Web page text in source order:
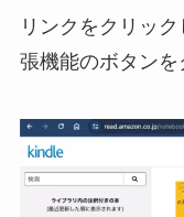
リンクをクリッ
張機能のボタンを